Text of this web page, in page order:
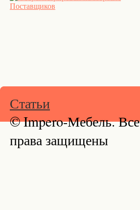
Статьи
© Impero-Мебель. Все
права защищены